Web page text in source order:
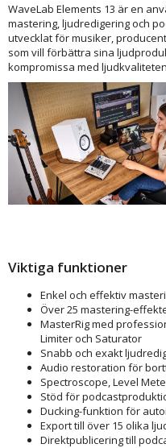
WaveLab Elements 13 är en
mastering, ljudredigering och
utvecklat för musiker,
som vill förbättra sina
kompromissa med
Viktiga funktioner
Enkel och effektiv
Över 25 mastering-
MasterRig med
Limiter och Saturator
Snabb och exakt
Audio restoration för
Spectroscope, Level
Stöd för
Ducking-funktion för
Export till över 15 olika
Direktpublicering till